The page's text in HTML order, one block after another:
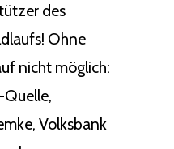
des
Ohne
nicht möglich:
Volksbank